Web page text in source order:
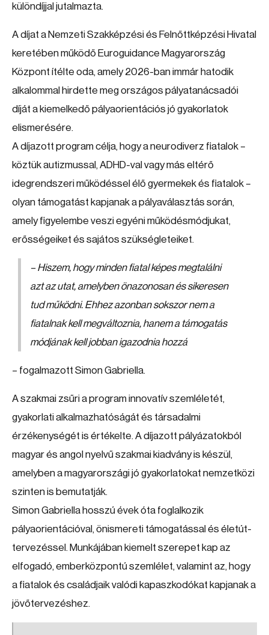
különdíjjal jutalmazta.
A díjat a Nemzeti Szakképzési és Felnőttképzési Hivatal
keretében működő Euroguidance Magyarország
Központ ítélte oda, amely 2026-ban immár hatodik
alkalommal hirdette meg országos pályatanácsadói
díját a kiemelkedő pályaorientációs jó gyakorlatok
elismerésére.
A díjazott program célja, hogy a neurodiverz fiatalok –
köztük autizmussal, ADHD-val vagy más eltérő
idegrendszeri működéssel élő gyermekek és fiatalok –
olyan támogatást kapjanak a pályaválasztás során,
amely figyelembe veszi egyéni működésmódjukat,
erősségeiket és sajátos szükségleteiket.
– Hiszem, hogy minden fiatal képes megtalálni
azt az utat, amelyben önazonosan és sikeresen
tud működni. Ehhez azonban sokszor nem a
fiatalnak kell megváltoznia, hanem a támogatás
módjának kell jobban igazodnia hozzá
– fogalmazott Simon Gabriella.
A szakmai zsűri a program innovatív szemléletét,
gyakorlati alkalmazhatóságát és társadalmi
érzékenységét is értékelte. A díjazott pályázatokból
magyar és angol nyelvű szakmai kiadvány is készül,
amelyben a magyarországi jó gyakorlatokat nemzetközi
szinten is bemutatják.
Simon Gabriella hosszú évek óta foglalkozik
pályaorientációval, önismereti támogatással és életút-
tervezéssel. Munkájában kiemelt szerepet kap az
elfogadó, emberközpontú szemlélet, valamint az, hogy
a fiatalok és családjaik valódi kapaszkodókat kapjanak a
jövőtervezéshez.